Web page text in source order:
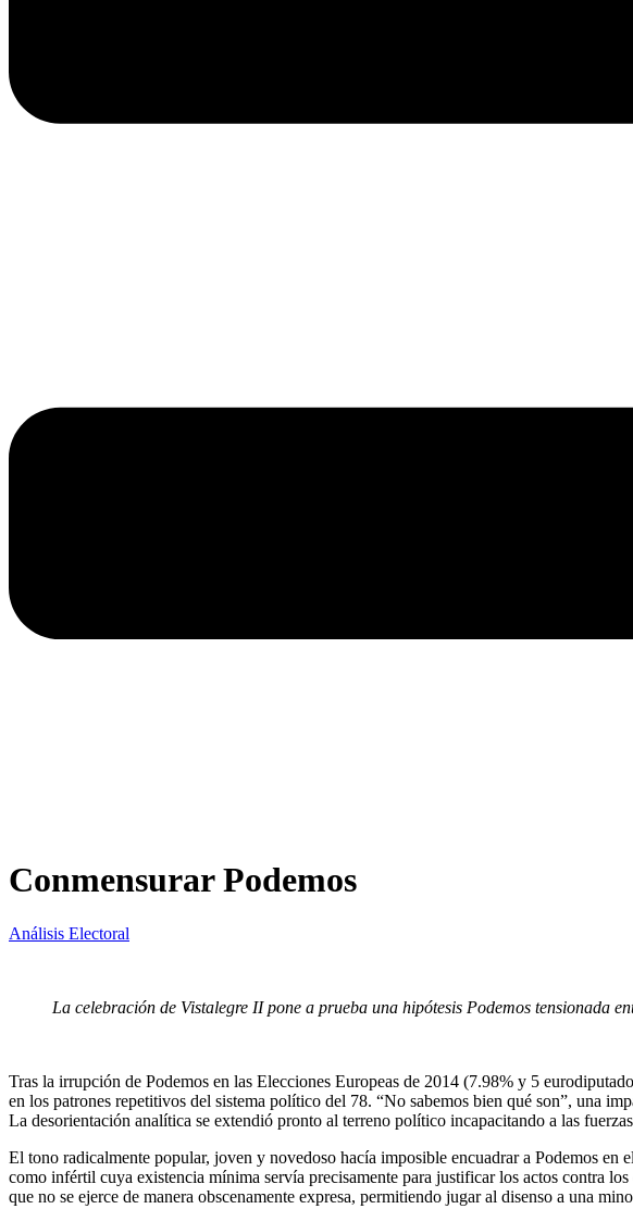
Conmensurar Podemos
Análisis Electoral
La celebración de Vistalegre II pone a prueba una hipótesis Podemos tensionada
Tras la irrupción de Podemos en las Elecciones Europeas de 2014 (7.98% y 5
en los patrones repetitivos del sistema político del 78. “No sabemos bien qué son”, una
La desorientación analítica se extendió pronto al terreno político incapacitando a las
El tono radicalmente popular, joven y novedoso hacía imposible encuadrar a Podemos en el
como infértil cuya existencia mínima servía precisamente para justificar los actos contra
que no se ejerce de manera obscenamente expresa, permitiendo jugar al disenso a una